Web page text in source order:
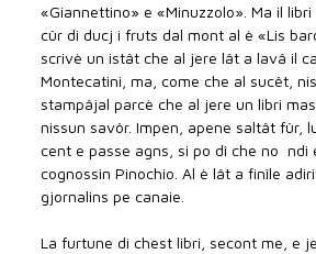
«Giannettino» e «Minuzzolo». Ma il
cûr di ducj i fruts dal mont al è «Lis
scrivè un istât che al jere lât a lavâ il
Montecatini, ma, come che al sucêt,
stampâjal parcè che al jere un libri
nissun savôr. Impen, apene saltât fûr,
cent e passe agns, si po dî che no 
cognossin Pinochio. Al è lât a finîle
gjornalins pe canaie.
La furtune di chest libri, secont me, e